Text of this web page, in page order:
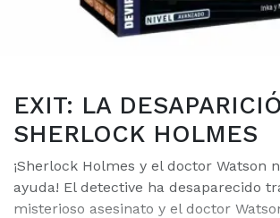
EXIT: LA
SHERLOCK HOLMES
¡Sherlock Holmes y el doctor Watson
ayuda! El detective ha desaparecido
misterioso asesinato y el doctor